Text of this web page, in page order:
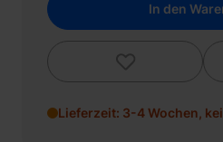
In den
Lieferzeit: 3-4 Wochen,